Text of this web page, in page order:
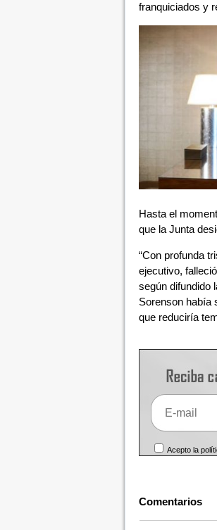
franquiciados y
Hasta el
que la Junta
“Con profunda
ejecutivo,
según difundido
Sorenson había
que reduciría
Acepto la
Comentarios